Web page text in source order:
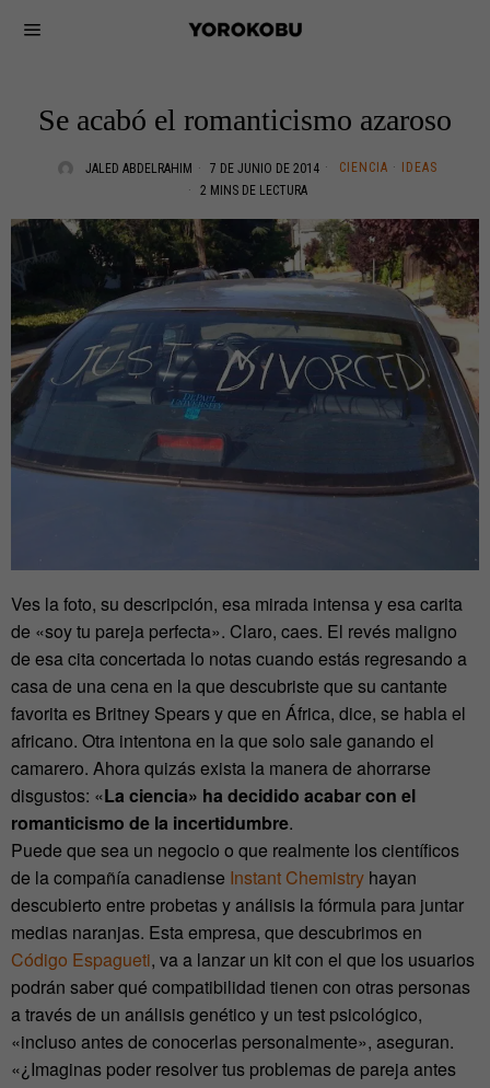
Se acabó el romanticismo azaroso
JALED ABDELRAHIM 7 DE JUNIO DE 2014 CIENCIA ·
IDEAS
2 MINS DE LECTURA
Ves la foto, su descripción, esa mirada intensa y esa carita
de «soy tu pareja perfecta». Claro, caes. El revés maligno
de esa cita concertada lo notas cuando estás regresando a
casa de una cena en la que descubriste que su cantante
favorita es Britney Spears y que en África, dice, se habla el
africano. Otra intentona en la que solo sale ganando el
camarero. Ahora quizás exista la manera de ahorrarse
disgustos: «La ciencia» ha decidido acabar con el
romanticismo de la incertidumbre.
Puede que sea un negocio o que realmente los científicos
de la compañía canadiense Instant Chemistry hayan
descubierto entre probetas y análisis la fórmula para juntar
medias naranjas. Esta empresa, que descubrimos en
Código Espagueti, va a lanzar un kit con el que los usuarios
podrán saber qué compatibilidad tienen con otras personas
a través de un análisis genético y un test psicológico,
«incluso antes de conocerlas personalmente», aseguran.
«¿Imaginas poder resolver tus problemas de pareja antes